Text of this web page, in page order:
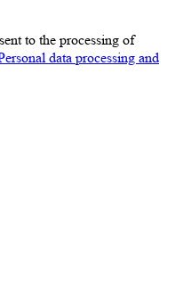
to the processing of
data processing and